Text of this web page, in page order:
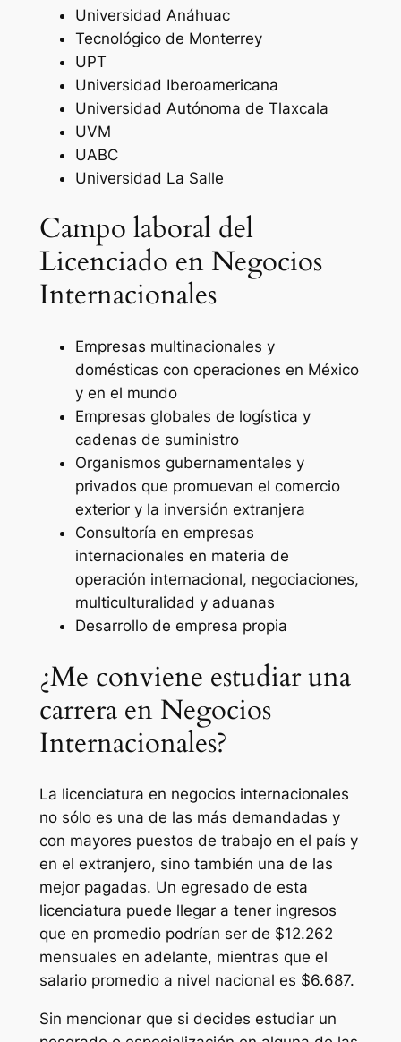
Universidad Anáhuac
Tecnológico de Monterrey
UPT
Universidad Iberoamericana
Universidad Autónoma de Tlaxcala
UVM
UABC
Universidad La Salle
Campo laboral del
Licenciado en Negocios
Internacionales
Empresas multinacionales y
domésticas con operaciones en México
y en el mundo
Empresas globales de logística y
cadenas de suministro
Organismos gubernamentales y
privados que promuevan el comercio
exterior y la inversión extranjera
Consultoría en empresas
internacionales en materia de
operación internacional, negociaciones,
multiculturalidad y aduanas
Desarrollo de empresa propia
¿Me conviene estudiar una
carrera en Negocios
Internacionales?
La licenciatura en negocios internacionales
no sólo es una de las más demandadas y
con mayores puestos de trabajo en el país y
en el extranjero, sino también una de las
mejor pagadas. Un egresado de esta
licenciatura puede llegar a tener ingresos
que en promedio podrían ser de $12.262
mensuales en adelante, mientras que el
salario promedio a nivel nacional es $6.687.
Sin mencionar que si decides estudiar un